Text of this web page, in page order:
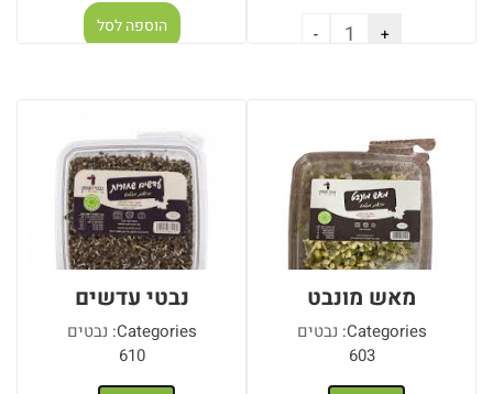
הוספה לסל
מאש מונבט
Categories: נבטים
603
נבטי עדשים
Categories: נבטים
610